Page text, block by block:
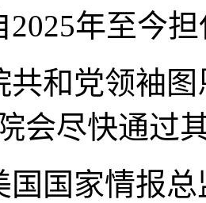
2025年至今
党领袖图
会尽快通过
家情报总